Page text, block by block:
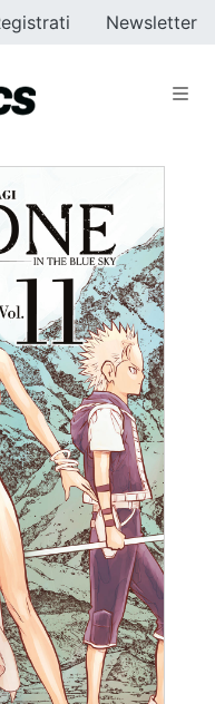
Newsletter